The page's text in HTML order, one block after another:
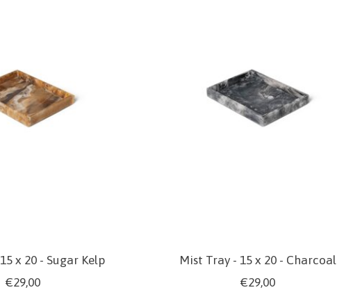
x 20 - Sugar Kelp
€29,00
Mist Tray - 15 x 20 - Charcoal
€29,00